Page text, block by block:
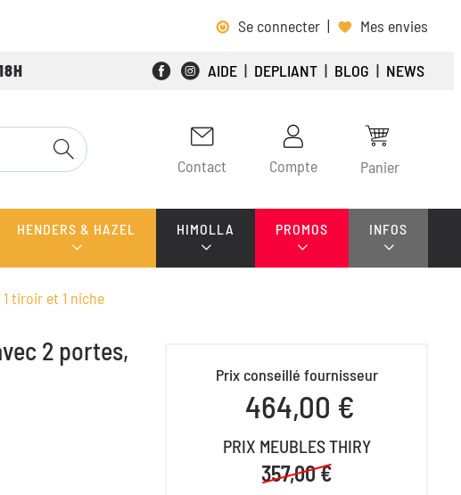
Se connecter | Mes envies
AIDE | DEPLIANT | BLOG | NEWS
Contact Compte Panier
HENDERS & HAZEL HIMOLLA PROMOS INFOS
1 tiroir et 1 niche
2 portes,
Prix conseillé fournisseur
464,00 €
PRIX MEUBLES THIRY
357,00 €